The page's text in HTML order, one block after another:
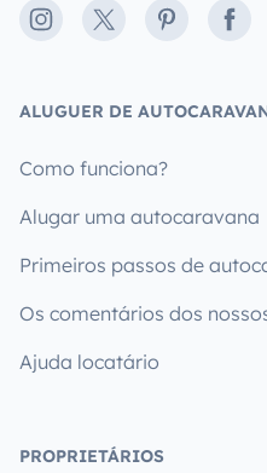
Instagram
X Pinterest
ALUGUER DE
Como funciona?
Alugar uma autocaravana
Primeiros passos de
Os comentários dos
Ajuda locatário
PROPRIETÁRIOS